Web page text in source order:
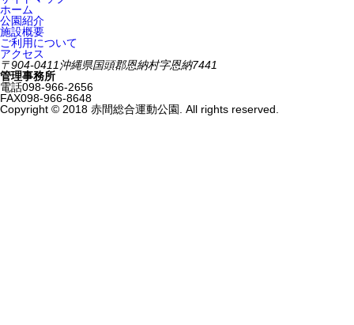
ホーム
公園紹介
施設概要
ご利用について
アクセス
〒904-0411 沖縄県国頭郡恩納村字恩納7441
管理事務所
電話098-966-2656
FAX098-966-8648
Copyright © 2018 赤間総合運動公園. All rights reserved.